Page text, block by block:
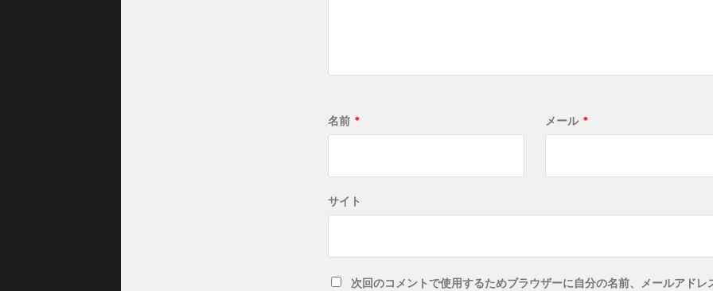
名前 * メール *
サイト
次回のコメントで使用するためブラウザーに自分の名前、メールアドレ